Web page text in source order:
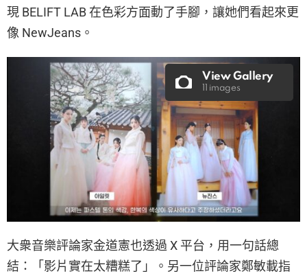
現 BELIFT LAB 在色彩方面動了手腳，讓她們看起來更
像 NewJeans。
View Gallery
11 images
大衆音樂評論家金道憲也透過 X 平台，用一句話總
結：「影片實在太糟糕了」。另一位評論家鄭敏載指